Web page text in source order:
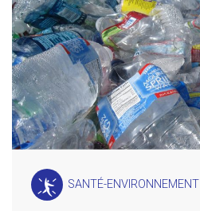
SANTÉ-ENVIRONNEMENT